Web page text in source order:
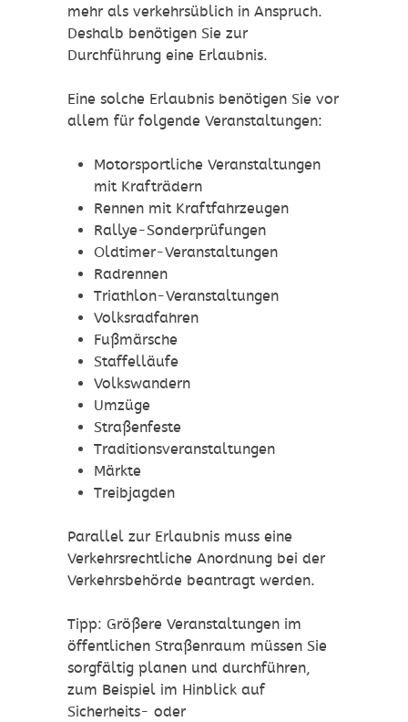
mehr als verkehrsüblich in Anspruch.
Deshalb benötigen Sie zur
Durchführung eine Erlaubnis.
Eine solche Erlaubnis benötigen Sie vor
allem für folgende Veranstaltungen:
Motorsportliche Veranstaltungen
mit Krafträdern
Rennen mit Kraftfahrzeugen
Rallye-Sonderprüfungen
Oldtimer-Veranstaltungen
Radrennen
Triathlon-Veranstaltungen
Volksradfahren
Fußmärsche
Staffelläufe
Volkswandern
Umzüge
Straßenfeste
Traditionsveranstaltungen
Märkte
Treibjagden
Parallel zur Erlaubnis muss eine
Verkehrsrechtliche Anordnung bei der
Verkehrsbehörde beantragt werden.
Tipp: Größere Veranstaltungen im
öffentlichen Straßenraum müssen Sie
sorgfältig planen und durchführen,
zum Beispiel im Hinblick auf
Sicherheits- oder